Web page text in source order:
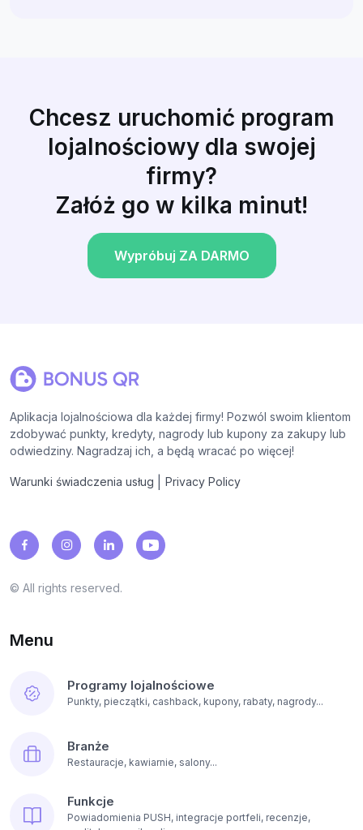
Chcesz uruchomić program
lojalnościowy dla swojej
firmy?
Załóż go w kilka minut!
Wypróbuj ZA DARMO
Aplikacja lojalnościowa dla każdej firmy! Pozwól swoim klientom
zdobywać punkty, kredyty, nagrody lub kupony za zakupy lub
odwiedziny. Nagradzaj ich, a będą wracać po więcej!
Warunki świadczenia usług Privacy Policy
© All rights reserved.
Menu
Programy lojalnościowe
Punkty, pieczątki, cashback, kupony, rabaty, nagrody...
Branże
Restauracje, kawiarnie, salony...
Funkcje
Powiadomienia PUSH, integracje portfeli, recenzje,